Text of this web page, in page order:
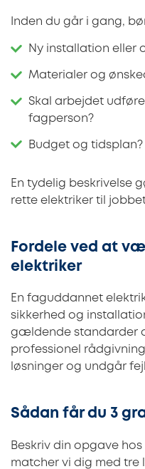
Inden du går i gang,
Ny installation eller
Materialer og
Skal arbejdet
fagperson?
Budget og tidsplan?
En tydelig beskrivelse
rette elektriker til
Fordele ved at
elektriker
En faguddannet
sikkerhed og
gældende standarder
professionel
løsninger og undgår
Sådan får du 3
Beskriv din opgave
matcher vi dig med tre